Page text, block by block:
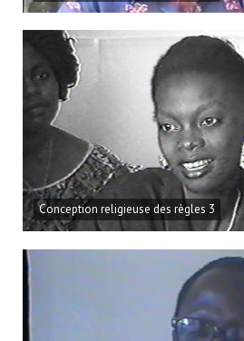
Conception religieuse des règles 3